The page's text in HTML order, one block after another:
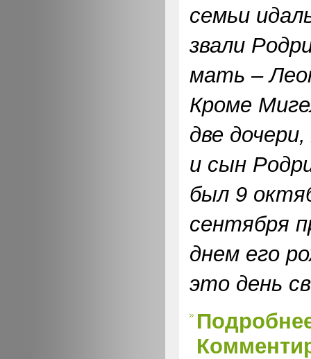
семьи
звали
мать –
Кроме
две
и сын
был 9
сентября
днем его
это день